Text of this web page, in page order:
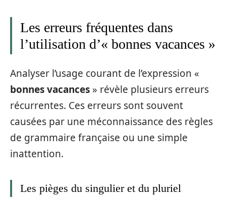
Les erreurs fréquentes dans
l’utilisation d’« bonnes vacances »
Analyser l’usage courant de l’expression «
bonnes vacances » révèle plusieurs erreurs
récurrentes. Ces erreurs sont souvent
causées par une méconnaissance des règles
de grammaire française ou une simple
inattention.
Les pièges du singulier et du pluriel